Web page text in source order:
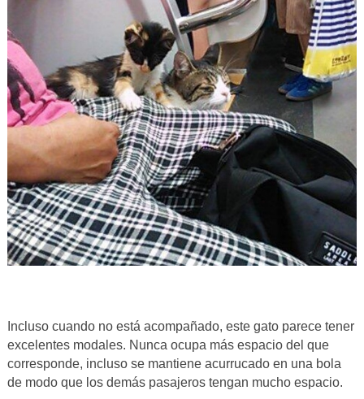
Incluso cuando no está acompañado, este gato parece tener
excelentes modales. Nunca ocupa más espacio del que
corresponde, incluso se mantiene acurrucado en una bola
de modo que los demás pasajeros tengan mucho espacio.